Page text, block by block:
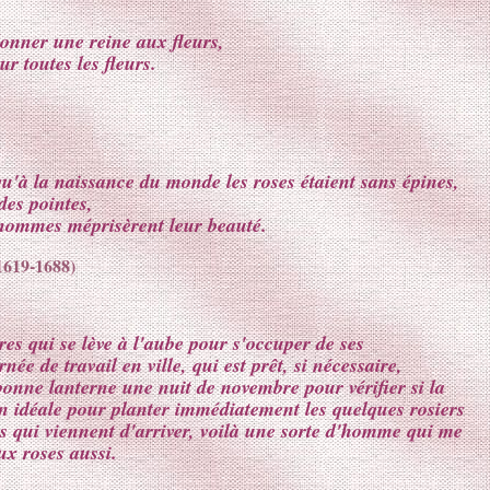
une reine aux fleurs,
toutes les fleurs.
la naissance du monde les roses étaient sans épines,
pointes,
méprisèrent leur beauté.
1688)
qui se lève à l'aube pour s'occuper de ses
de travail en ville, qui est prêt, si nécessaire,
lanterne une nuit de novembre pour vérifier si la
idéale pour planter immédiatement les quelques rosiers
qui viennent d'arriver, voilà une sorte d'homme qui me
roses aussi.